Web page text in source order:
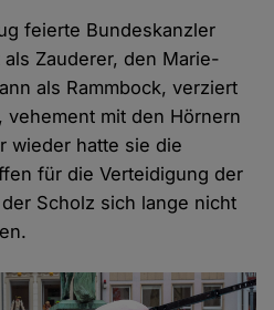
feierte Bundeskanzler
Zauderer, den Marie-
als Rammbock, verziert
vehement mit den Hörnern
wieder hatte sie die
für die Verteidigung der
Scholz sich lange nicht